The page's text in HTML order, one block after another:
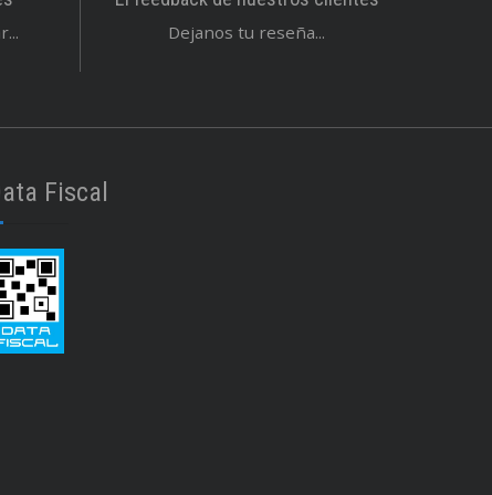
Dejanos tu reseña...
Fiscal